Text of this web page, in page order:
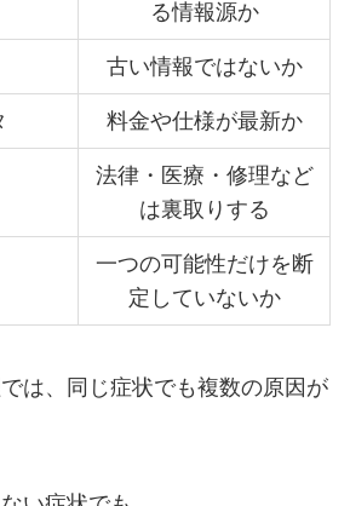
る情報源か
古い情報ではないか
料金や仕様が最新か
法律・医療・修理など
は裏取りする
一つの可能性だけを断
定していないか
は、同じ症状でも複数の原因が